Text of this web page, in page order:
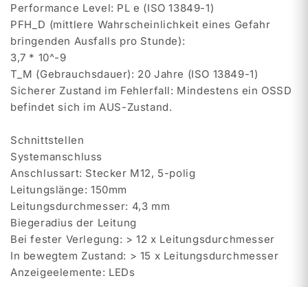
Performance Level: PL e (ISO 13849-1)
PFH_D (mittlere Wahrscheinlichkeit eines Gefahr
bringenden Ausfalls pro Stunde):
3,7 * 10^-9
T_M (Gebrauchsdauer): 20 Jahre (ISO 13849-1)
Sicherer Zustand im Fehlerfall: Mindestens ein OSSD
befindet sich im AUS-Zustand.
Schnittstellen
Systemanschluss
Anschlussart: Stecker M12, 5-polig
Leitungslänge: 150mm
Leitungsdurchmesser: 4,3 mm
Biegeradius der Leitung
Bei fester Verlegung: > 12 x Leitungsdurchmesser
In bewegtem Zustand: > 15 x Leitungsdurchmesser
Anzeigeelemente: LEDs